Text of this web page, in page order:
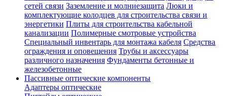
сетей связи Заземление и молниезащита Люки и
комплектующие колодцев для строительства связи и
энергетики Плиты для строительства кабельной
канализации Полимерные смотровые устройства
Специальный инвентарь для монтажа кабеля Средства
ограждения и оповещения Трубы и аксессуары
различного назначения Фундаменты бетонные и
железобетонные
Пассивные оптические компоненты
Адаптеры оптические